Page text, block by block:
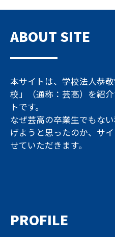
ABOUT SITE
本サイトは、学校法人恭
校」（通称：芸高）を紹
トです。
なぜ芸高の卒業生でもな
げようと思ったのか、サ
せていただきます。
PROFILE